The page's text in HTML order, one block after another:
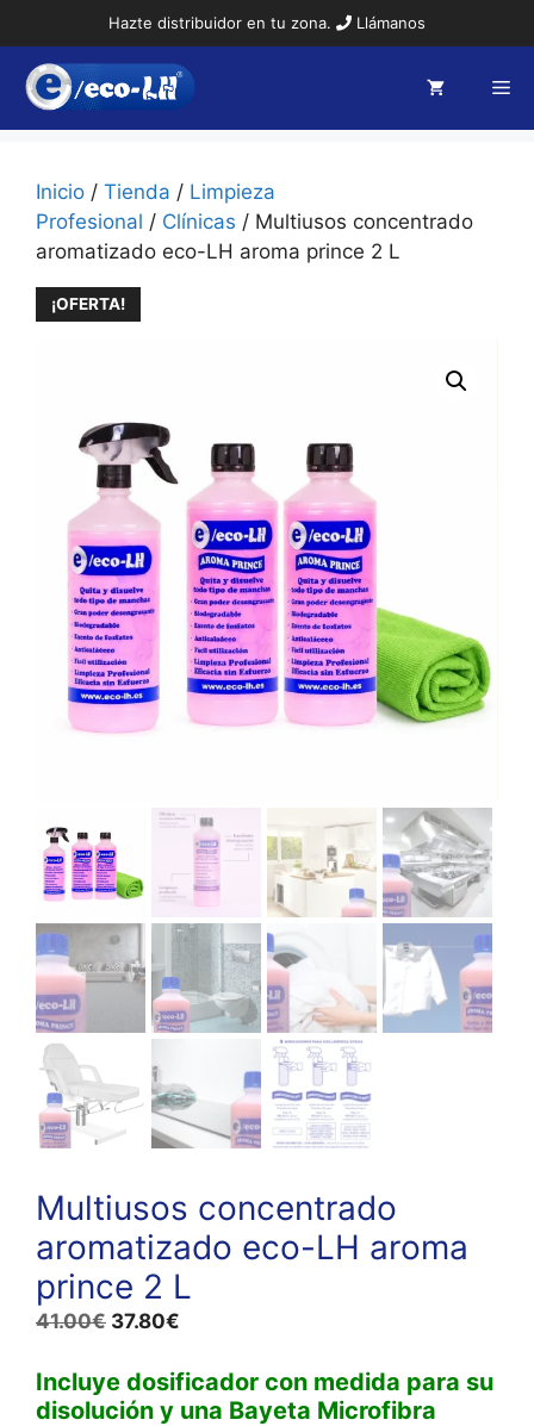
al
contenido
Hazte distribuidor en tu zona. Llámanos
Inicio / Tienda / Limpieza
Profesional / Clínicas / Multiusos concentrado
aromatizado eco-LH aroma prince 2 L
¡OFERTA!
Multiusos concentrado
aromatizado eco-LH aroma
prince 2 L
41.00€ El
original
era:
37.80€
actual
es:
Incluye dosificador con medida para su
disolución y una Bayeta Microfibra